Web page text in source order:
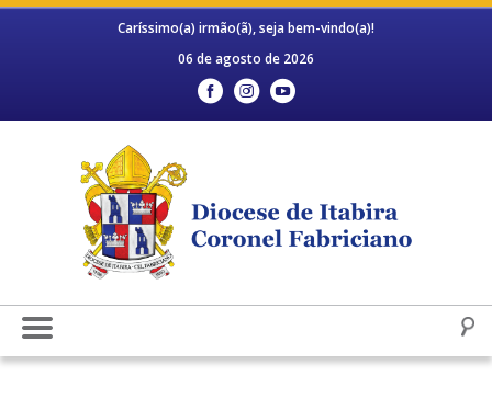
Caríssimo(a) irmão(ã), seja bem-vindo(a)!
06 de agosto de 2026